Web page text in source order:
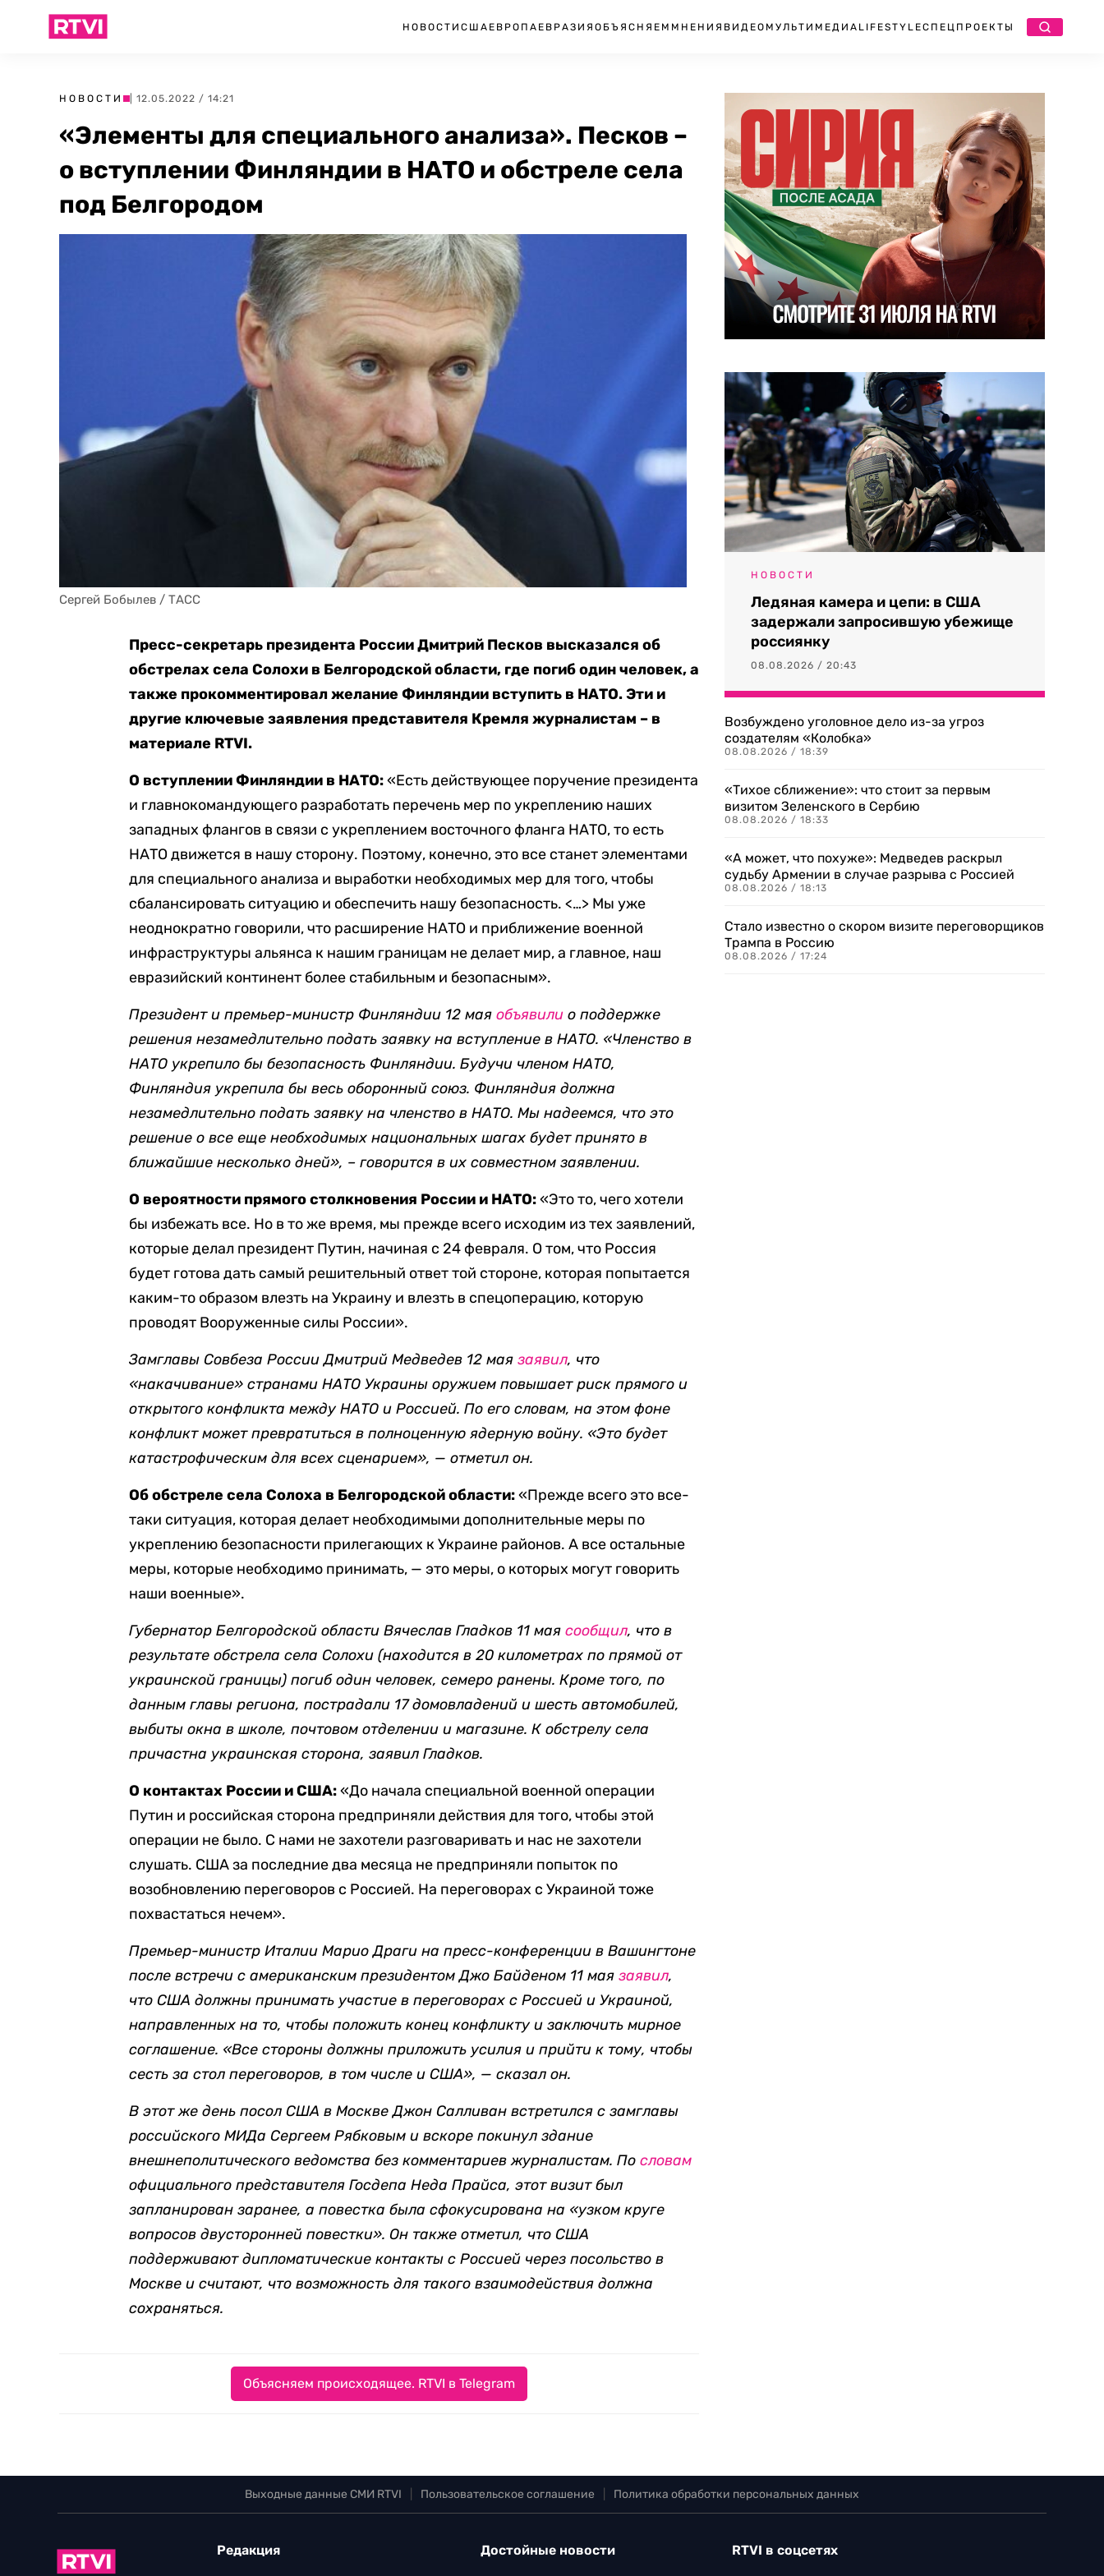
НОВОСТИ США ЕВРОПА ЕВРАЗИЯ ОБЪЯСНЯЕМ МНЕНИЯ ВИДЕО МУЛЬТИМЕДИА LIFESTYLEСПЕЦПРОЕКТЫ
НОВОСТИ | 12.05.2022 / 14:21
«Элементы для специального анализа». Песков –
о вступлении Финляндии в НАТО и обстреле села
под Белгородом
Сергей Бобылев / ТАСС
Пресс-секретарь президента России Дмитрий Песков высказался об
обстрелах села Солохи в Белгородской области, где погиб один человек, а
также прокомментировал желание Финляндии вступить в НАТО. Эти и
другие ключевые заявления представителя Кремля журналистам – в
материале RTVI.
О вступлении Финляндии в НАТО:«Есть действующее поручение президента
и главнокомандующего разработать перечень мер по укреплению наших
западных флангов в связи с укреплением восточного фланга НАТО, то есть
НАТО движется в нашу сторону. Поэтому, конечно, это все станет элементами
для специального анализа и выработки необходимых мер для того, чтобы
сбалансировать ситуацию и обеспечить нашу безопасность. <…> Мы уже
неоднократно говорили, что расширение НАТО и приближение военной
инфраструктуры альянса к нашим границам не делает мир, а главное, наш
евразийский континент более стабильным и безопасным».
Президент и премьер-министр Финляндии 12 маяобъявили о поддержке
решения незамедлительно подать заявку на вступление в НАТО. «Членство в
НАТО укрепило бы безопасность Финляндии. Будучи членом НАТО,
Финляндия укрепила бы весь оборонный союз. Финляндия должна
незамедлительно подать заявку на членство в НАТО. Мы надеемся, что это
решение о все еще необходимых национальных шагах будет принято в
ближайшие несколько дней», – говорится в их совместном заявлении.
О вероятности прямого столкновения России и НАТО:«Это то, чего хотели
бы избежать все. Но в то же время, мы прежде всего исходим из тех заявлений,
которые делал президент Путин, начиная с 24 февраля. О том, что Россия
будет готова дать самый решительный ответ той стороне, которая попытается
каким-то образом влезть на Украину и влезть в спецоперацию, которую
проводят Вооруженные силы России».
Замглавы Совбеза России Дмитрий Медведев 12 маязаявил, что
«накачивание» странами НАТО Украины оружием повышает риск прямого и
открытого конфликта между НАТО и Россией. По его словам, на этом фоне
конфликт может превратиться в полноценную ядерную войну. «Это будет
катастрофическим для всех сценарием», — отметил он.
Об обстреле села Солоха в Белгородской области:«Прежде всего это все-
таки ситуация, которая делает необходимыми дополнительные меры по
укреплению безопасности прилегающих к Украине районов. А все остальные
меры, которые необходимо принимать, — это меры, о которых могут говорить
наши военные».
Губернатор Белгородской области Вячеслав Гладков 11 маясообщил, что в
результате обстрела села Солохи (находится в 20 километрах по прямой от
украинской границы) погиб один человек, семеро ранены. Кроме того, по
данным главы региона, пострадали 17 домовладений и шесть автомобилей,
выбиты окна в школе, почтовом отделении и магазине. К обстрелу села
причастна украинская сторона, заявил Гладков.
О контактах России и США:«До начала специальной военной операции
Путин и российская сторона предприняли действия для того, чтобы этой
операции не было. С нами не захотели разговаривать и нас не захотели
слушать. США за последние два месяца не предприняли попыток по
возобновлению переговоров с Россией. На переговорах с Украиной тоже
похвастаться нечем».
Премьер-министр Италии Марио Драги на пресс-конференции в Вашингтоне
после встречи с американским президентом Джо Байденом 11 маязаявил,
что США должны принимать участие в переговорах с Россией и Украиной,
направленных на то, чтобы положить конец конфликту и заключить мирное
соглашение. «Все стороны должны приложить усилия и прийти к тому, чтобы
сесть за стол переговоров, в том числе и США», — сказал он.
В этот же день посол США в Москве Джон Салливан встретился с замглавы
российского МИДа Сергеем Рябковым и вскоре покинул здание
внешнеполитического ведомства без комментариев журналистам. Пословам
официального представителя Госдепа Неда Прайса, этот визит был
запланирован заранее, а повестка была сфокусирована на «узком круге
вопросов двусторонней повестки». Он также отметил, что США
поддерживают дипломатические контакты с Россией через посольство в
Москве и считают, что возможность для такого взаимодействия должна
сохраняться.
Объясняем происходящее. RTVI в Telegram
НОВОСТИ
Ледяная камера и цепи: в США
задержали запросившую убежище
россиянку
08.08.2026 / 20:43
Возбуждено уголовное дело из-за угроз
создателям «Колобка»
08.08.2026 / 18:39
«Тихое сближение»: что стоит за первым
визитом Зеленского в Сербию
08.08.2026 / 18:33
«А может, что похуже»: Медведев раскрыл
судьбу Армении в случае разрыва с Россией
08.08.2026 / 18:13
Стало известно о скором визите переговорщиков
Трампа в Россию
08.08.2026 / 17:24
Выходные данные СМИ RTVI Пользовательское соглашение Политика обработки персональных данных
Редакция Достойные новости RTVI в соцсетях